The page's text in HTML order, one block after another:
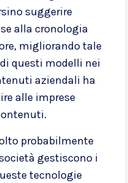
suggerire
alla cronologia
migliorando tale
questi modelli nei
aziendali ha
alle imprese
probabilmente
gestiscono i
tecnologie